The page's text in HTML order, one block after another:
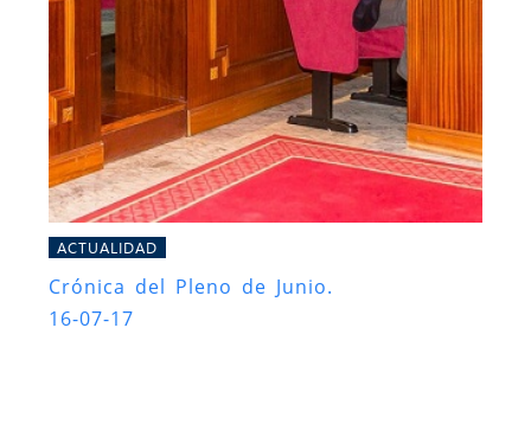
ACTUALIDAD
Crónica del Pleno de Junio.
16-07-17